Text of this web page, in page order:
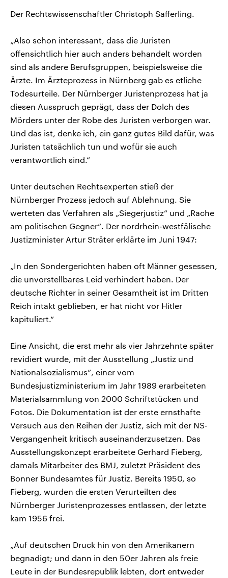
Der Rechtswissenschaftler Christoph Safferling.
„Also schon interessant, dass die Juristen
offensichtlich hier auch anders behandelt worden
sind als andere Berufsgruppen, beispielsweise die
Ärzte. Im Ärzteprozess in Nürnberg gab es etliche
Todesurteile. Der Nürnberger Juristenprozess hat ja
diesen Ausspruch geprägt, dass der Dolch des
Mörders unter der Robe des Juristen verborgen war.
Und das ist, denke ich, ein ganz gutes Bild dafür, was
Juristen tatsächlich tun und wofür sie auch
verantwortlich sind.“
Unter deutschen Rechtsexperten stieß der
Nürnberger Prozess jedoch auf Ablehnung. Sie
werteten das Verfahren als „Siegerjustiz“ und „Rache
am politischen Gegner“. Der nordrhein-westfälische
Justizminister Artur Sträter erklärte im Juni 1947:
„In den Sondergerichten haben oft Männer gesessen,
die unvorstellbares Leid verhindert haben. Der
deutsche Richter in seiner Gesamtheit ist im Dritten
Reich intakt geblieben, er hat nicht vor Hitler
kapituliert.“
Eine Ansicht, die erst mehr als vier Jahrzehnte später
revidiert wurde, mit der Ausstellung „Justiz und
Nationalsozialismus“, einer vom
Bundesjustizministerium im Jahr 1989 erarbeiteten
Materialsammlung von 2000 Schriftstücken und
Fotos. Die Dokumentation ist der erste ernsthafte
Versuch aus den Reihen der Justiz, sich mit der NS-
Vergangenheit kritisch auseinanderzusetzen. Das
Ausstellungskonzept erarbeitete Gerhard Fieberg,
damals Mitarbeiter des BMJ, zuletzt Präsident des
Bonner Bundesamtes für Justiz. Bereits 1950, so
Fieberg, wurden die ersten Verurteilten des
Nürnberger Juristenprozesses entlassen, der letzte
kam 1956 frei.
„Auf deutschen Druck hin von den Amerikanern
begnadigt; und dann in den 50er Jahren als freie
Leute in der Bundesrepublik lebten, dort entweder